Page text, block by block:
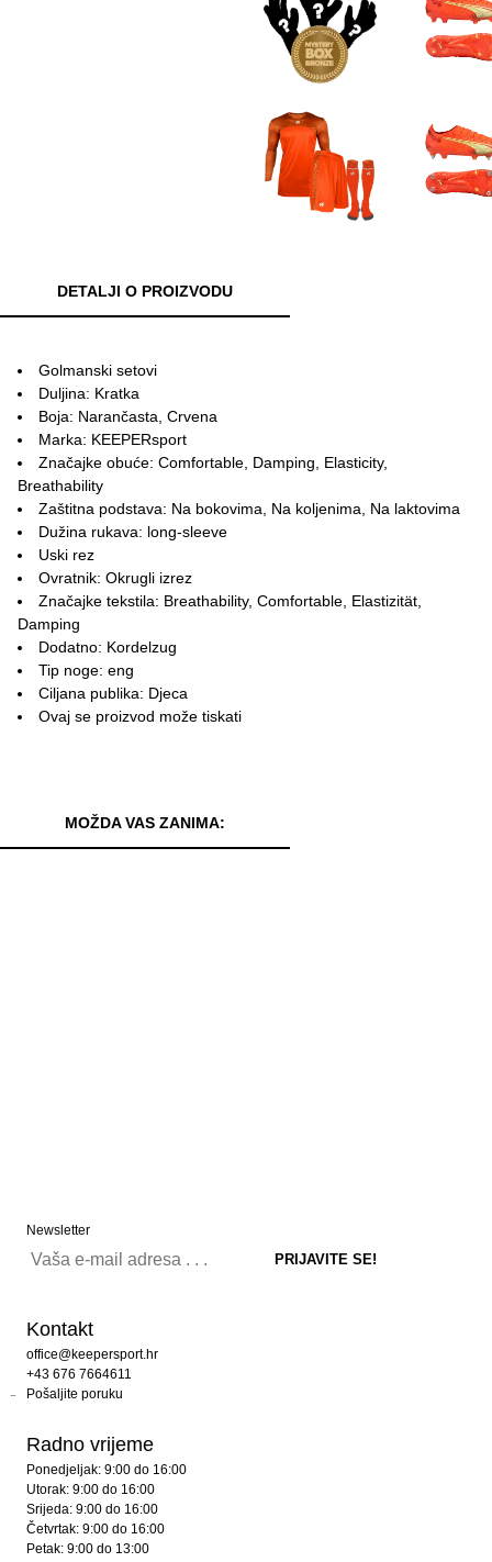
DETALJI O PROIZVODU
Golmanski setovi
Duljina: Kratka
Boja: Narančasta, Crvena
Marka: KEEPERsport
Značajke obuće: Comfortable, Damping, Elasticity,
Breathability
Zaštitna podstava: Na bokovima, Na koljenima, Na laktovima
Dužina rukava: long-sleeve
Uski rez
Ovratnik: Okrugli izrez
Značajke tekstila: Breathability, Comfortable, Elastizität,
Damping
Dodatno: Kordelzug
Tip noge: eng
Ciljana publika: Djeca
Ovaj se proizvod može tiskati
MOŽDA VAS ZANIMA:
Newsletter
Kontakt
office@keepersport.hr
+43 676 7664611
Pošaljite poruku
Radno vrijeme
Ponedjeljak: 9:00 do 16:00
Utorak: 9:00 do 16:00
Srijeda: 9:00 do 16:00
Četvrtak: 9:00 do 16:00
Petak: 9:00 do 13:00